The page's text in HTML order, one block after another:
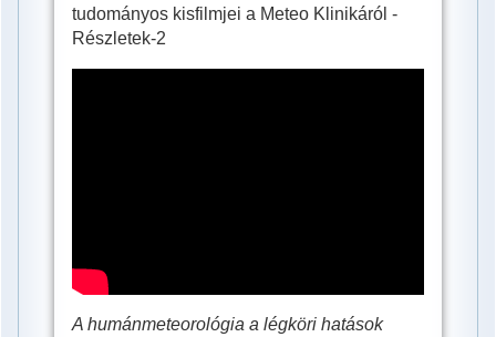
tudományos kisfilmjei a Meteo Klinikáról -
Részletek-2
Klinikán.
A humánmeteorológia a légköri hatások